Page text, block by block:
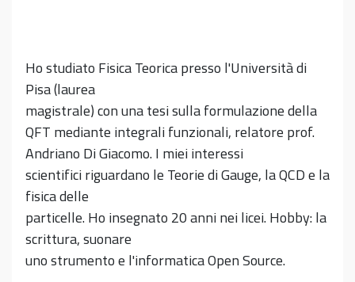
Ho studiato Fisica Teorica presso l'Università di
Pisa (laurea
magistrale) con una tesi sulla formulazione della
QFT mediante integrali funzionali, relatore prof.
Andriano Di Giacomo. I miei interessi
scientifici riguardano le Teorie di Gauge, la QCD e la
fisica delle
particelle. Ho insegnato 20 anni nei licei. Hobby: la
scrittura, suonare
uno strumento e l'informatica Open Source.